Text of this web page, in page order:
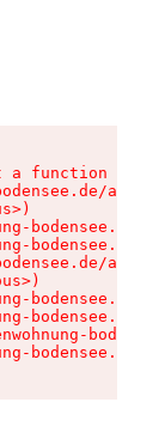
a function
bodensee.de/
bodensee.de/
bodensee.de/
bodensee.de/
bodensee.de/